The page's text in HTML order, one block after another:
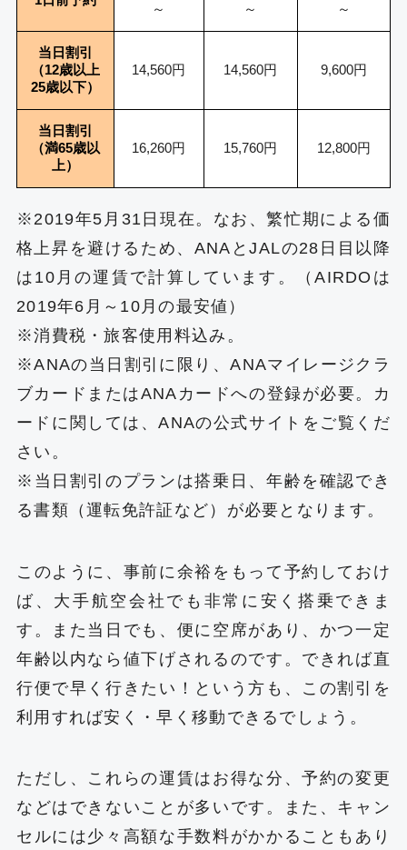
～ ～ ～
当日割引
（12歳以上
25歳以下）
14,560円 14,560円 9,600円
当日割引
（満65歳以
上）
16,260円 15,760円 12,800円
※2019年5月31日現在。なお、繁忙期による価
格上昇を避けるため、ANAとJALの28日目以降
は10月の運賃で計算しています。（AIRDOは
2019年6月～10月の最安値）
※消費税・旅客使用料込み。
※ANAの当日割引に限り、ANAマイレージクラ
ブカードまたはANAカードへの登録が必要。カ
ードに関しては、ANAの公式サイトをご覧くだ
さい。
※当日割引のプランは搭乗日、年齢を確認でき
る書類（運転免許証など）が必要となります。
このように、事前に余裕をもって予約しておけ
ば、大手航空会社でも非常に安く搭乗できま
す。また当日でも、便に空席があり、かつ一定
年齢以内なら値下げされるのです。できれば直
行便で早く行きたい！という方も、この割引を
利用すれば安く・早く移動できるでしょう。
ただし、これらの運賃はお得な分、予約の変更
などはできないことが多いです。また、キャン
セルには少々高額な手数料がかかることもあり